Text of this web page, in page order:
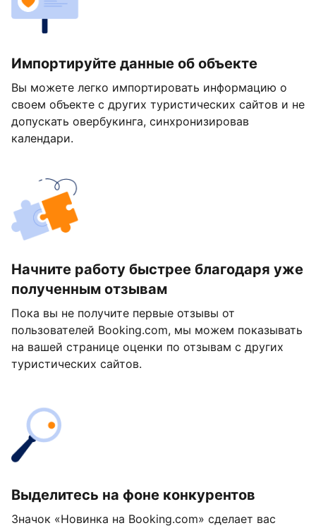
Импортируйте данные об объекте
Вы можете легко импортировать информацию о
своем объекте с других туристических сайтов и не
допускать овербукинга, синхронизировав
календари.
Начните работу быстрее благодаря уже
полученным отзывам
Пока вы не получите первые отзывы от
пользователей Booking.com, мы можем показывать
на вашей странице оценки по отзывам с других
туристических сайтов.
Выделитесь на фоне конкурентов
Значок «Новинка на Booking.com» сделает вас